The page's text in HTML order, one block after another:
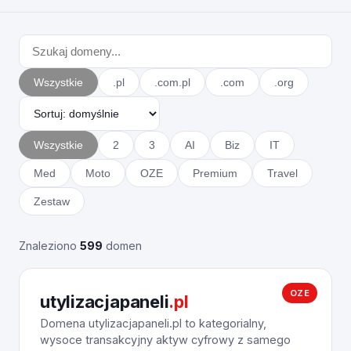
Wszystkie .pl .com.pl .com .org
Wszystkie 2 3 AI Biz IT
Med Moto OZE Premium Travel
Zestaw
Znaleziono 599 domen
OZE
utylizacjapaneli.pl
Domena utylizacjapaneli.pl to kategorialny,
wysoce transakcyjny aktyw cyfrowy z samego